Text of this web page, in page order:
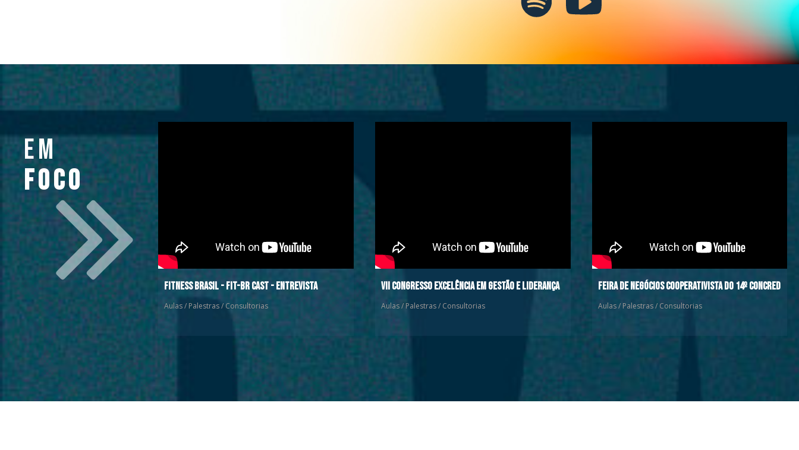
Em
Foco
Fitness Brasil - FIT-BR Cast - Entrevista
Aulas / Palestras / Consultorias
VII Congresso Excelência em Gestão E Liderança
Aulas / Palestras / Consultorias
Feira de Negócios Cooperativista do 14º Concred
Aulas / Palestras / Consultorias